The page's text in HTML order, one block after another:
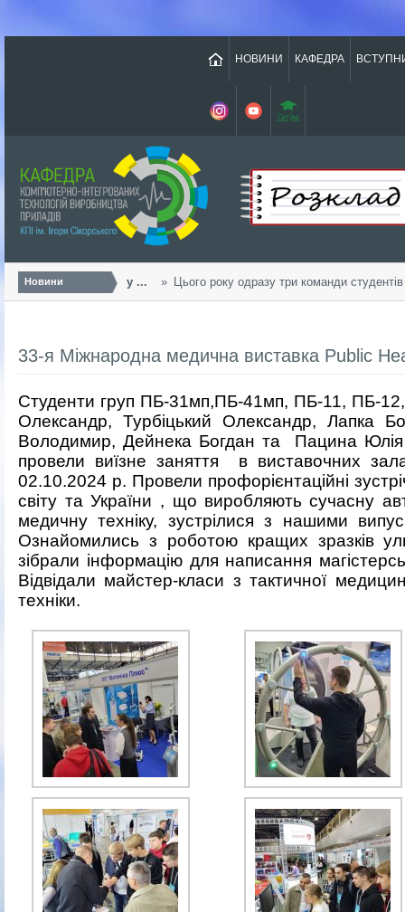
НОВИНИ КАФЕДРА
Новини
Урожайний «Sikorsky ... Цього року одразу три команди студентів
33-я Міжнародна медична виставка Public
Студенти груп ПБ-31мп,ПБ-41мп, ПБ-11, ПБ-12,
Олександр, Турбіцький Олександр, Лапка
Володимир, Дейнека Богдан та
Пацина Юлія
провели виїзне заняття
в виставочних
02.10.2024 р. Провели профорієнтаційні
світу та України , що виробляють сучасну
медичну техніку, зустрілися з нашими
Ознайомились з роботою кращих зразків
зібрали інформацію для написання
Відвідали майстер-класи з тактичної
техніки.